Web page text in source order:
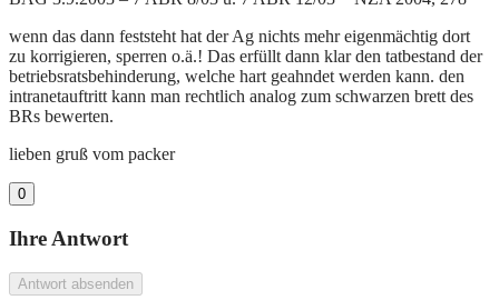
wenn das dann feststeht hat der Ag nichts mehr eigenmächtig dort
zu korrigieren, sperren o.ä.! Das erfüllt dann klar den tatbestand der
betriebsratsbehinderung, welche hart geahndet werden kann. den
intranetauftritt kann man rechtlich analog zum schwarzen brett des
BRs bewerten.
lieben gruß vom packer
0
Ihre Antwort
Antwort absenden